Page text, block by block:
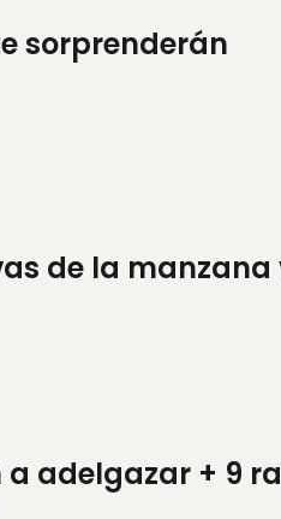
sorprenderán
de la manzana
adelgazar + 9